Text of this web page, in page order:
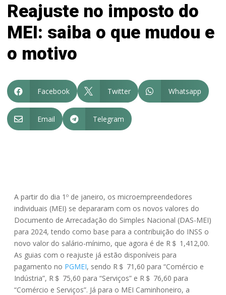
Reajuste no imposto do
MEI: saiba o que mudou e
o motivo
 Facebook  Twitter  Whatsapp
 Email  Telegram
A partir do dia 1º de janeiro, os microempreendedores
individuais (MEI) se depararam com os novos valores do
Documento de Arrecadação do Simples Nacional (DAS-MEI)
para 2024, tendo como base para a contribuição do INSS o
novo valor do salário-mínimo, que agora é de R＄ 1,412,00.
As guias com o reajuste já estão disponíveis para
pagamento no PGMEI, sendo R＄ 71,60 para “Comércio e
Indústria”, R＄ 75,60 para “Serviços” e R＄ 76,60 para
“Comércio e Serviços”. Já para o MEI Caminhoneiro, a